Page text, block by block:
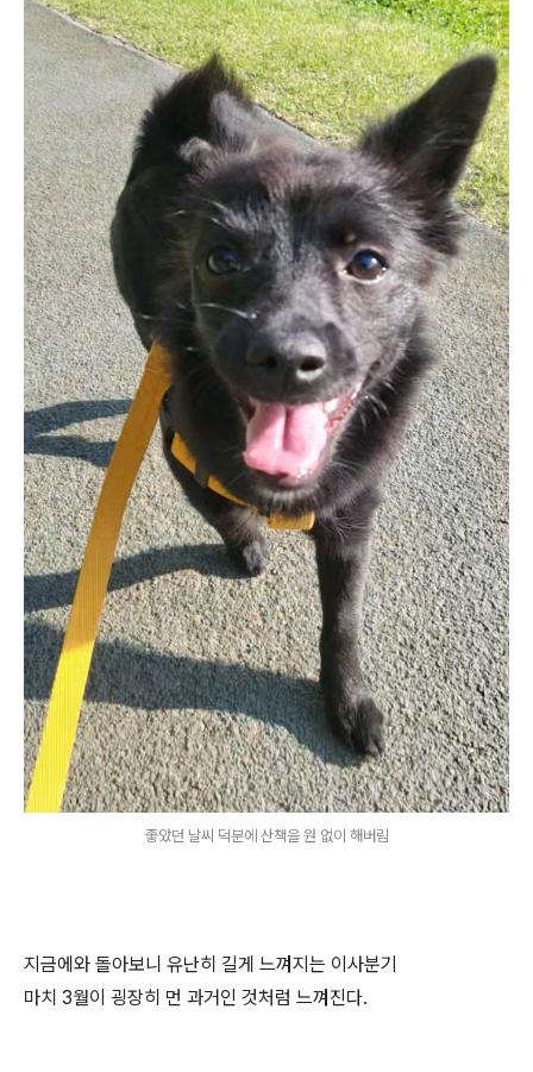
좋았던 날씨 덕분에 산책을 원 없이 해버림
지금에와 돌아보니 유난히 길게 느껴지는 이사분기
마치 3월이 굉장히 먼 과거인 것처럼 느껴진다.